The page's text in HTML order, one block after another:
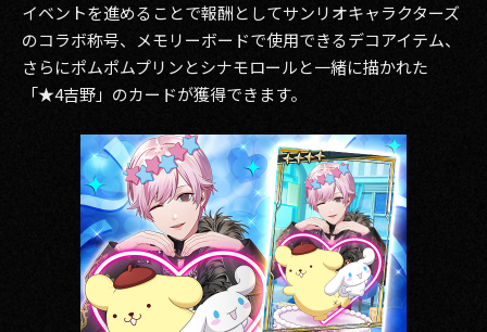
イベントを進めることで報酬としてサンリオキャラクターズ
のコラボ称号、メモリーボードで使用できるデコアイテム、
さらにポムポムプリンとシナモロールと一緒に描かれた
「★4吉野」のカードが獲得できます。